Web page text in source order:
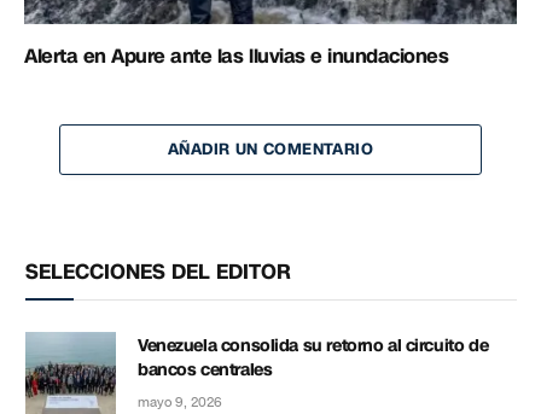
Alerta en Apure ante las lluvias e inundaciones
AÑADIR UN COMENTARIO
SELECCIONES DEL EDITOR
Venezuela consolida su retorno al circuito de
bancos centrales
mayo 9, 2026